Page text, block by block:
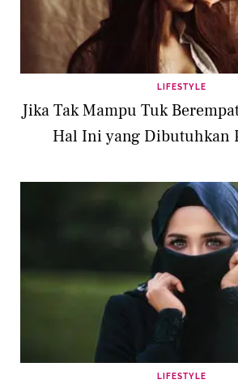
LIFESTYLE
Jika Tak Mampu Tuk
Hal Ini yang Dibutuhkan
LIFESTYLE